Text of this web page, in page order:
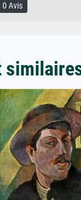
0 Avis